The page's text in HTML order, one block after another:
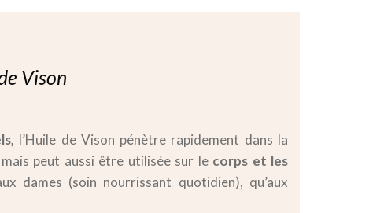
Vison
l’Huile de Vison pénètre rapidement dans la
mais peut aussi être utilisée sur le corps et les
dames (soin nourrissant quotidien), qu’aux